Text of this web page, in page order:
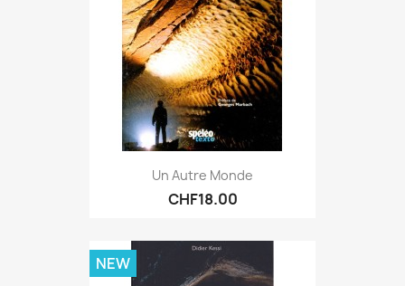
Un Autre Monde
CHF18.00
NEW